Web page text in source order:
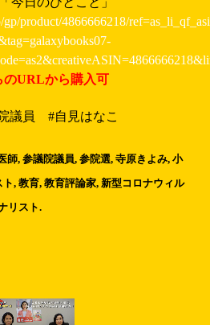
product/4866666218/
URLから購入可
議員 #自見はなこ
師,参議院議員,参院選,寺原きよみ,小
ト,教育,教育評論家,新型コロナウィル
リスト.